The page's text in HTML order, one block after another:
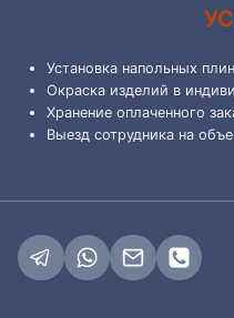
Установка напольных
Окраска изделий в
Хранение оплаченного
Выезд сотрудника на